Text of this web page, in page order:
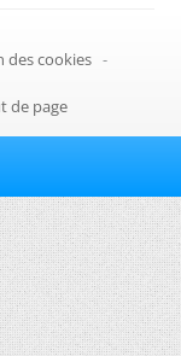
des cookies -
de page